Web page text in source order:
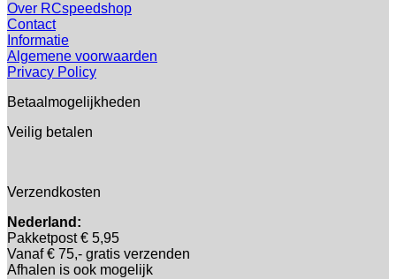
Over RCspeedshop
Contact
Informatie
Algemene voorwaarden
Privacy Policy
Betaalmogelijkheden
Veilig betalen
Verzendkosten
Nederland:
Pakketpost € 5,95
Vanaf € 75,- gratis verzenden
Afhalen is ook mogelijk